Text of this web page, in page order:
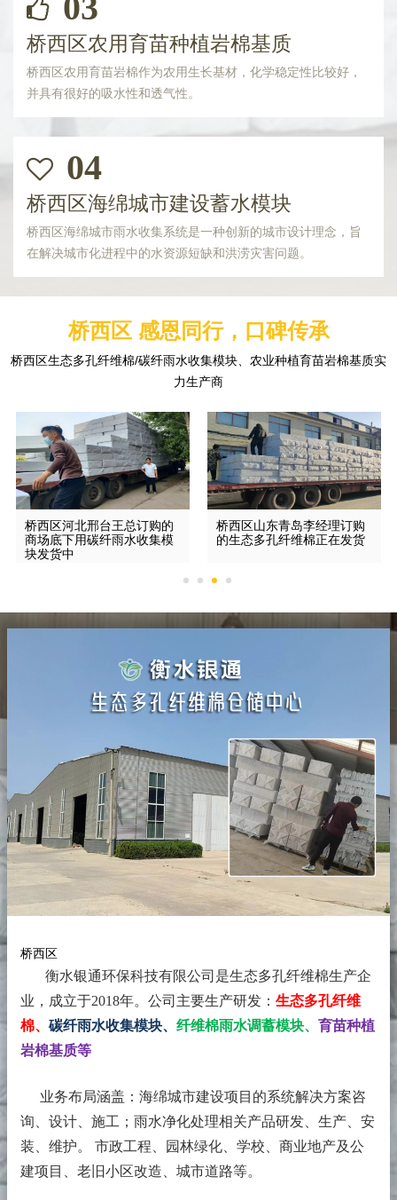
桥西区农用育苗种植岩棉基质
桥西区农用育苗岩棉作为农用生长基材，化学稳定性比较好，
并具有很好的吸水性和透气性。
04
桥西区海绵城市建设蓄水模块
桥西区海绵城市雨水收集系统是一种创新的城市设计理念，旨
在解决城市化进程中的水资源短缺和洪涝灾害问题。
桥西区 感恩同行，口碑传承
桥西区生态多孔纤维棉/碳纤雨水收集模块、农业种植育苗岩棉基质实
力生产商
桥西区河北邢台王总订购的
商场底下用碳纤雨水收集模
块发货中
桥西区山东青岛李经理订购
的生态多孔纤维棉正在发货
桥西区
衡水银通环保科技有限公司是生态多孔纤维棉生产企
业，成立于2018年。 公司主要生产研发： 生态多孔纤维
棉、 碳纤雨水收集模块、 纤维棉雨水调蓄模块、 育苗种植
岩棉基质等
业务布局涵盖：海绵城市建设项目的系统解决方案咨
询、设计、施工；雨水净化处理相关产品研发、生产、安
装、维护。 市政工程、园林绿化、学校、商业地产及公
建项目、老旧小区改造、城市道路等。